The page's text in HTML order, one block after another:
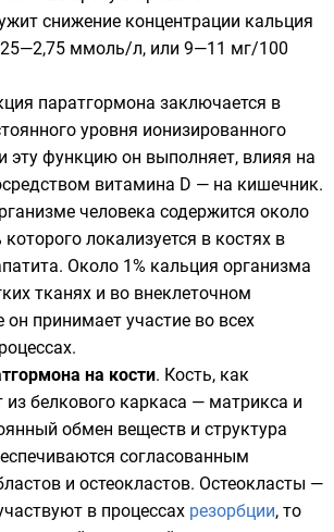
снижение концентрации кальция
ммоль/л, или 9—11 мг/100
паратгормона заключается в
уровня ионизированного
эту функцию он выполняет, влияя на
витамина D — на кишечник.
человека содержится около
которого локализуется в костях в
Около 1% кальция организма
тканях и во внеклеточном
он принимает участие во всех
на кости. Кость, как
из белкового каркаса — матрикса и
обмен веществ и структура
согласованным
и остеокластов. Остеокласты —
в процессах резорбции, то